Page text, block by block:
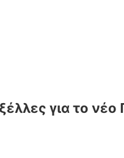
για το